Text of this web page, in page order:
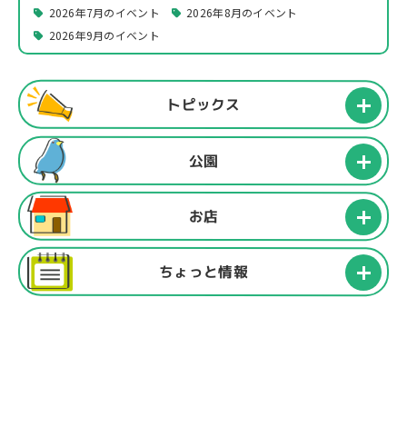
2026年7月のイベント
2026年8月のイベント
2026年9月のイベント
トピックス
公園
お店
ちょっと情報